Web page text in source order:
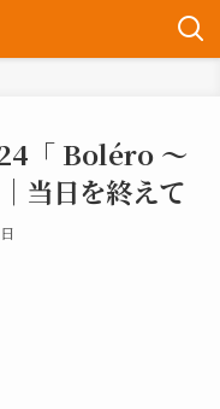
「 Boléro ～
当日を終えて